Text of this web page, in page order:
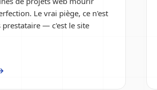
Le vrai piège, ce n'est
prestataire — c'est le site